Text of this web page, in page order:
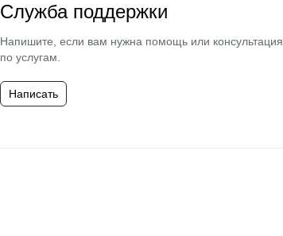
Служба поддержки
Напишите, если вам нужна помощь или консультация
по услугам.
Написать